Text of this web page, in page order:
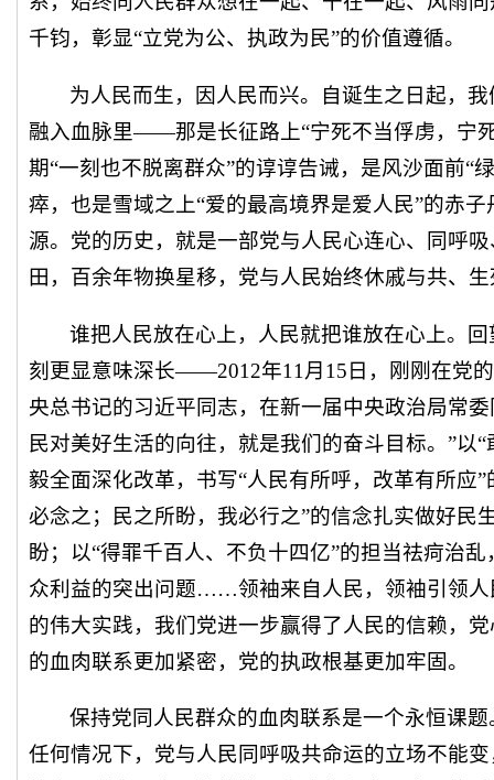
千钧，彰显“立党为公、执政为民”的价值遵循。
为人民而生，因人民而兴。自诞生之日起，
融入血脉里——那是长征路上“宁死不当俘虏，宁
期“一刻也不脱离群众”的谆谆告诫，是风沙面前“
瘁，也是雪域之上“爱的最高境界是爱人民”的赤
源。党的历史，就是一部党与人民心连心、同呼
田，百余年物换星移，党与人民始终休戚与共、
谁把人民放在心上，人民就把谁放在心上。
刻更显意味深长——2012年11月15日，刚刚在党
央总书记的习近平同志，在新一届中央政治局常
民对美好生活的向往，就是我们的奋斗目标。”以
毅全面深化改革，书写“人民有所呼，改革有所应
必念之；民之所盼，我必行之”的信念扎实做好民
盼；以“得罪千百人、不负十四亿”的担当祛疴治
众利益的突出问题……领袖来自人民，领袖引领人
的伟大实践，我们党进一步赢得了人民的信赖，
的血肉联系更加紧密，党的执政根基更加牢固。
保持党同人民群众的血肉联系是一个永恒课
任何情况下，党与人民同呼吸共命运的立场不能